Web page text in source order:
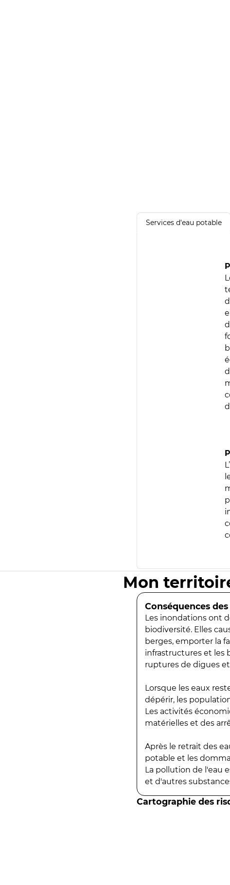
Services d'eau potable
Mon
Conséquences
Les inondations ont
biodiversité. Elles
berges, emporter la
infrastructures et les
ruptures de digues
Lorsque les eaux
dépérir, les
Les activités
matérielles et des
Après le retrait des
potable et les
La pollution de l'eau
et d'autres
Cartographie des